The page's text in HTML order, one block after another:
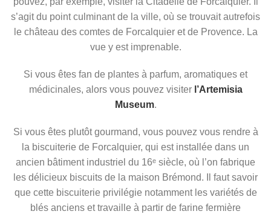
s’agit du point culminant de la ville, où se trouvait autrefois
le château des comtes de Forcalquier et de Provence. La
vue y est imprenable.
Si vous êtes fan de plantes à parfum, aromatiques et
médicinales, alors vous pouvez visiter l’Artemisia
Museum.
Si vous êtes plutôt gourmand, vous pouvez vous rendre à
la biscuiterie de Forcalquier, qui est installée dans un
ancien bâtiment industriel du 16ᵉ siècle, où l’on fabrique
les délicieux biscuits de la maison Brémond. Il faut savoir
que cette biscuiterie privilégie notamment les variétés de
blés anciens et travaille à partir de farine fermière